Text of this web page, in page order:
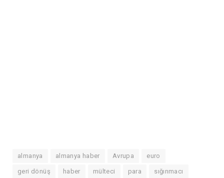
almanya almanya haber Avrupa euro
geri dönüş haber mülteci para sığınmacı